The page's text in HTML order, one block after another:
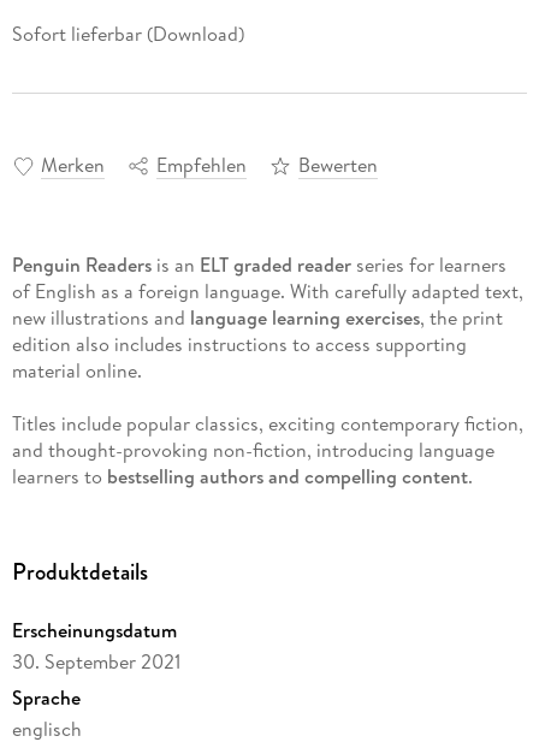
Sofort lieferbar (Download)
Merken Empfehlen Bewerten
Penguin Readersis an ELT graded readerseries for learners
of English as a foreign language. With carefully adapted text,
new illustrations and language learning exercises, the print
edition also includes instructions to access supporting
material online.
Titles include popular classics, exciting contemporary fiction,
and thought-provoking non-fiction, introducing language
learners to bestselling authors and compelling content.
(CEFR). Exercises at the back of each Reader help language
skills. Before, during and after-reading questions test
readers' story comprehension and develop vocabulary.
The Secret Life of Adrian Mole, Aged 13 , a Level 3 Reader, is
Produktdetails
Erscheinungsdatum
30. September 2021
Sprache
englisch